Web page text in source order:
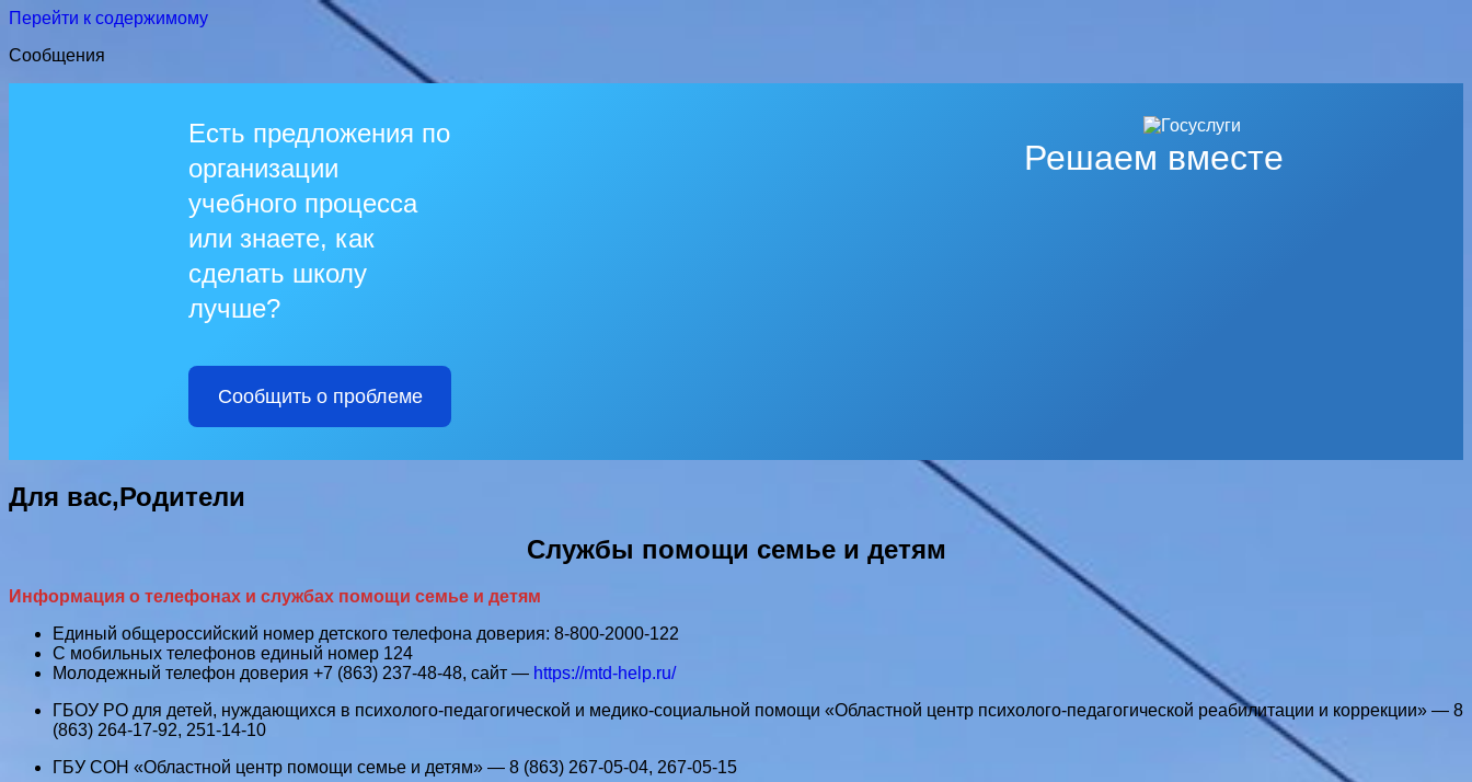
Перейти к содержимому
Сообщения
Решаем вместе
Есть предложения по
организации
учебного процесса
или знаете, как
сделать школу
лучше?
Сообщить о проблеме
Для вас,Родители
Службы помощи семье и детям
Информация о телефонах и службах помощи семье и детям
Единый общероссийский номер детского телефона доверия: 8-800-2000-122
С мобильных телефонов единый номер 124
Молодежный телефон доверия +7 (863) 237-48-48, сайт — https://mtd-help.ru/
ГБОУ РО для детей, нуждающихся в психолого-педагогической и медико-социальной помощи «Областной центр психолого-педагогической реабилитации и коррекции» — 8
(863) 264-17-92, 251-14-10
ГБУ СОН «Областной центр помощи семье и детям» — 8 (863) 267-05-04, 267-05-15